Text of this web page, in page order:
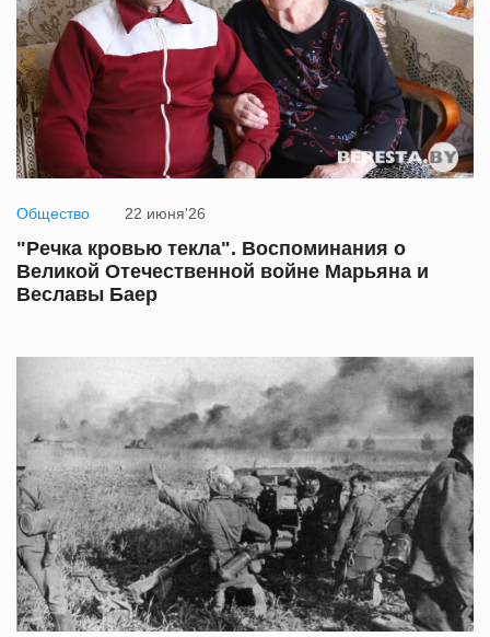
Общество 22 июня'26
"Речка кровью текла". Воспоминания о
Великой Отечественной войне Марьяна и
Веславы Баер